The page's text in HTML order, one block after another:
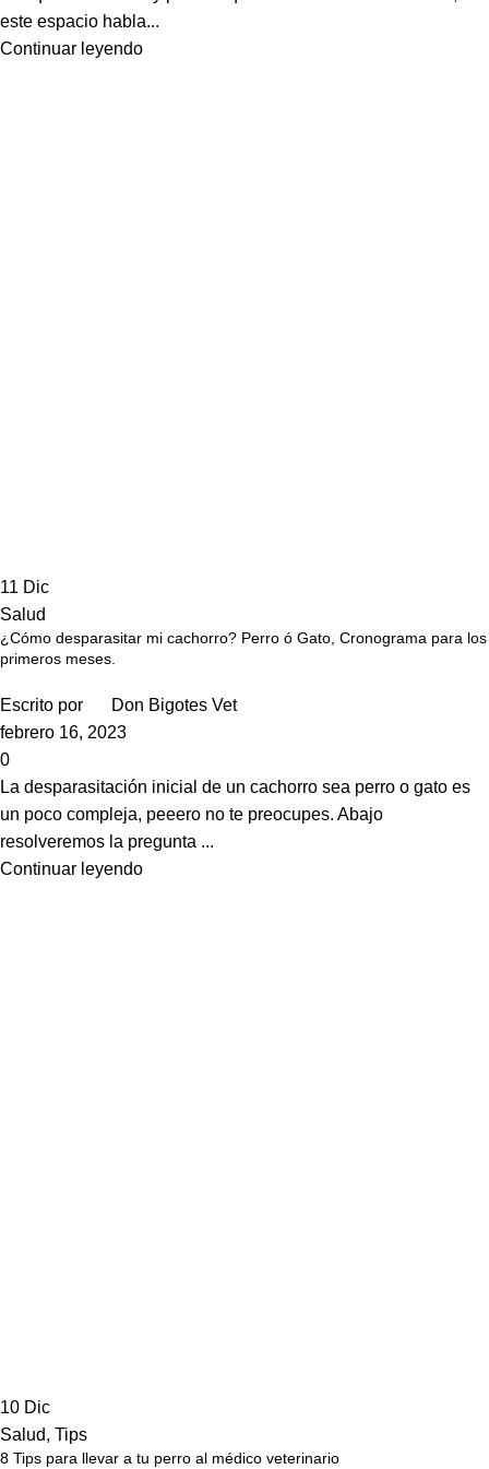
este espacio habla...
Continuar leyendo
11 Dic
Salud
¿Cómo desparasitar mi cachorro? Perro ó Gato, Cronograma para los
primeros meses.
Escrito por
Don Bigotes Vet
febrero 16, 2023
0
La desparasitación inicial de un cachorro sea perro o gato es
un poco compleja, peeero no te preocupes. Abajo
resolveremos la pregunta ...
Continuar leyendo
10 Dic
Salud, Tips
8 Tips para llevar a tu perro al médico veterinario